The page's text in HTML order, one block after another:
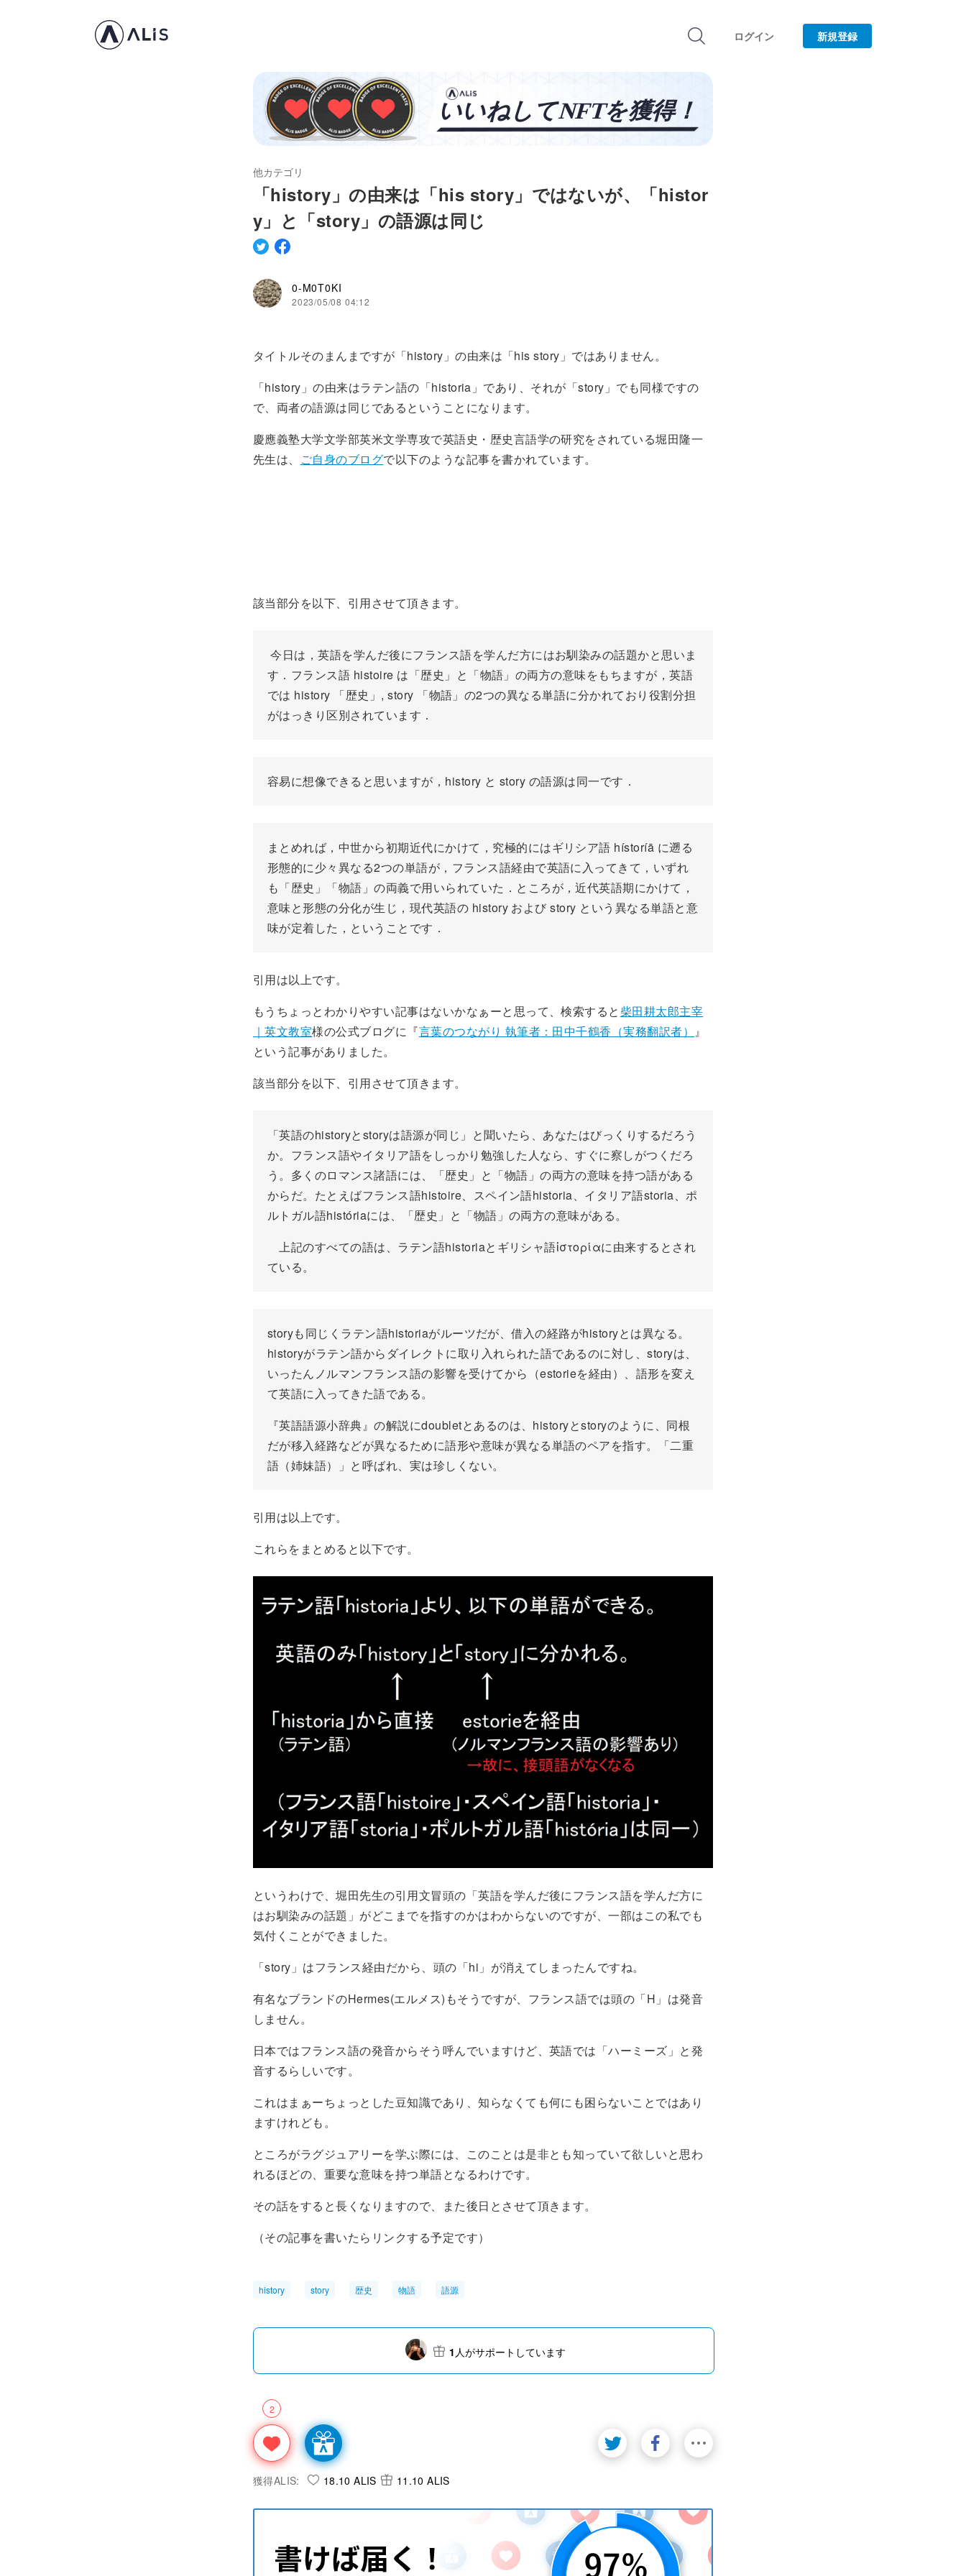
ログイン 新規登録
他カテゴリ
「history」の由来は「his story」ではないが、「histor
y」と「story」の語源は同じ
0-M0T0KI
2023/05/08 04:12
タイトルそのまんまですが「history」の由来は「his story」ではありません。
「history」の由来はラテン語の「historia」であり、それが「story」でも同様ですの
で、両者の語源は同じであるということになります。
慶應義塾大学文学部英米文学専攻で英語史・歴史言語学の研究をされている堀田隆一
先生は、 ご自身のブログで以下のような記事を書かれています。
該当部分を以下、引用させて頂きます。
今日は，英語を学んだ後にフランス語を学んだ方にはお馴染みの話題かと思いま
す．フランス語 histoire は「歴史」と「物語」の両方の意味をもちますが，英語
では history 「歴史」, story 「物語」の2つの異なる単語に分かれており役割分担
がはっきり区別されています．
容易に想像できると思いますが，history と story の語源は同一です．
まとめれば，中世から初期近代にかけて，究極的にはギリシア語 hístoríā に遡る
形態的に少々異なる2つの単語が，フランス語経由で英語に入ってきて，いずれ
も「歴史」「物語」の両義で用いられていた．ところが，近代英語期にかけて，
意味と形態の分化が生じ，現代英語の history および story という異なる単語と意
味が定着した，ということです．
引用は以上です。
もうちょっとわかりやすい記事はないかなぁーと思って、検索すると柴田耕太郎主宰
｜英文教室様の公式ブログに『言葉のつながり 執筆者：田中千鶴香（実務翻訳者） 』
という記事がありました。
該当部分を以下、引用させて頂きます。
「英語のhistoryとstoryは語源が同じ」と聞いたら、あなたはびっくりするだろう
か。フランス語やイタリア語をしっかり勉強した人なら、すぐに察しがつくだろ
う。多くのロマンス諸語には、「歴史」と「物語」の両方の意味を持つ語がある
からだ。たとえばフランス語histoire、スペイン語historia、イタリア語storia、ポ
ルトガル語históriaには、「歴史」と「物語」の両方の意味がある。
上記のすべての語は、ラテン語historiaとギリシャ語ἱστορίαに由来するとされ
ている。
storyも同じくラテン語historiaがルーツだが、借入の経路がhistoryとは異なる。
historyがラテン語からダイレクトに取り入れられた語であるのに対し、storyは、
いったんノルマンフランス語の影響を受けてから（estorieを経由）、語形を変え
て英語に入ってきた語である。
『英語語源小辞典』の解説にdoubletとあるのは、historyとstoryのように、同根
だが移入経路などが異なるために語形や意味が異なる単語のペアを指す。「二重
語（姉妹語）」と呼ばれ、実は珍しくない。
引用は以上です。
これらをまとめると以下です。
というわけで、堀田先生の引用文冒頭の「英語を学んだ後にフランス語を学んだ方に
はお馴染みの話題」がどこまでを指すのかはわからないのですが、一部はこの私でも
気付くことができました。
「story」はフランス経由だから、頭の「hi」が消えてしまったんですね。
有名なブランドのHermes(エルメス)もそうですが、フランス語では頭の「H」は発音
しません。
日本ではフランス語の発音からそう呼んでいますけど、英語では「ハーミーズ」と発
音するらしいです。
これはまぁーちょっとした豆知識であり、知らなくても何にも困らないことではあり
ますけれども。
ところがラグジュアリーを学ぶ際には、このことは是非とも知っていて欲しいと思わ
れるほどの、重要な意味を持つ単語となるわけです。
その話をすると長くなりますので、また後日とさせて頂きます。
（その記事を書いたらリンクする予定です）
history story 歴史 物語 語源
2
1 人がサポートしています
獲得ALIS: 18.10 ALIS 11.10 ALIS